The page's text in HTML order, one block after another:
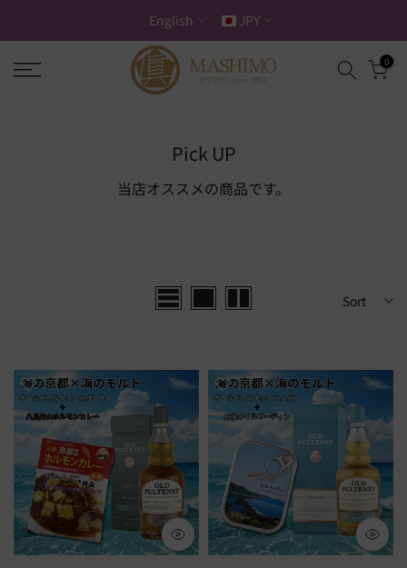
to
content
English JPY
0
Pick UP
当店オススメの商品です。
Sort